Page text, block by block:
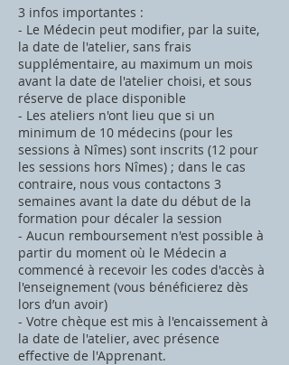
3 infos importantes :
- Le Médecin peut modifier, par la suite,
la date de l'atelier, sans frais
supplémentaire, au maximum un mois
avant la date de l'atelier choisi, et sous
réserve de place disponible
- Les ateliers n'ont lieu que si un
minimum de 10 médecins (pour les
sessions à Nîmes) sont inscrits (12 pour
les sessions hors Nîmes) ; dans le cas
contraire, nous vous contactons 3
semaines avant la date du début de la
formation pour décaler la session
- Aucun remboursement n'est possible à
partir du moment où le Médecin a
commencé à recevoir les codes d'accès à
l'enseignement (vous bénéficierez dès
lors d’un avoir)
- Votre chèque est mis à l'encaissement à
la date de l'atelier, avec présence
effective de l'Apprenant.